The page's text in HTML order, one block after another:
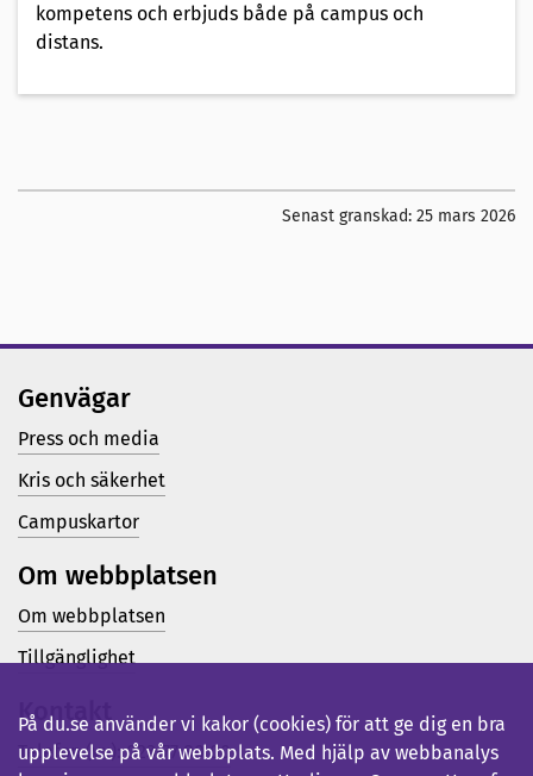
kompetens och erbjuds både på campus och
distans.
Senast granskad: 25 mars 2026
Genvägar
Press och media
Kris och säkerhet
Campuskartor
Om webbplatsen
Om webbplatsen
Tillgänglighet
Kontakt
Telefon (vx): 023-77 80 00
På du.se använder vi kakor (cookies) för att ge dig en bra
upplevelse på vår webbplats. Med hjälp av webbanalys